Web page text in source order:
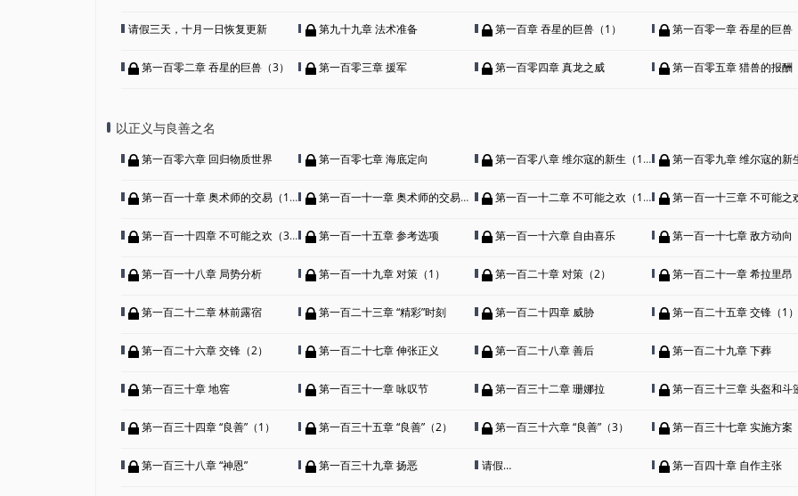
请假三天，十月一日恢复更新 第九十九章 法术准备 第一百章 吞星的巨兽（1） 第一百零一章 吞星的巨兽
第一百零二章 吞星的巨兽（3） 第一百零三章 援军 第一百零四章 真龙之威 第一百零五章 猎兽的报酬
以正义与良善之名
第一百零六章 回归物质世界 第一百零七章 海底定向 第一百零八章 维尔寇的新生（1） 第一百零九章 维尔寇的新生
第一百一十章 奥术师的交易（1） 第一百一十一章 奥术师的交易（二） 第一百一十二章 不可能之欢（1） 第一百一十三章 不可能之欢
第一百一十四章 不可能之欢（3） 第一百一十五章 参考选项 第一百一十六章 自由喜乐 第一百一十七章 敌方动向
第一百一十八章 局势分析 第一百一十九章 对策（1） 第一百二十章 对策（2） 第一百二十一章 希拉里昂
第一百二十二章 林前露宿 第一百二十三章 “精彩”时刻 第一百二十四章 威胁 第一百二十五章 交锋（1）
第一百二十六章 交锋（2） 第一百二十七章 伸张正义 第一百二十八章 善后 第一百二十九章 下葬
第一百三十章 地窖 第一百三十一章 咏叹节 第一百三十二章 珊娜拉 第一百三十三章 头盔和斗
第一百三十四章 “良善”（1） 第一百三十五章 “良善”（2） 第一百三十六章 “良善”（3） 第一百三十七章 实施方案
第一百三十八章 “神恩” 第一百三十九章 扬恶 请假… 第一百四十章 自作主张